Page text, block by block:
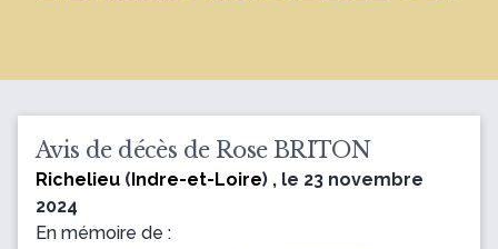
Avis de décès de Rose BRITON
Richelieu (Indre-et-Loire) , le 23 novembre
2024
En mémoire de :